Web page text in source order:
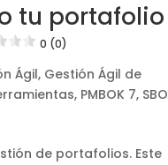
tu
0 (0)
Ágil, Gestión Ágil de
, PMBOK 7,
de portafolios. Este